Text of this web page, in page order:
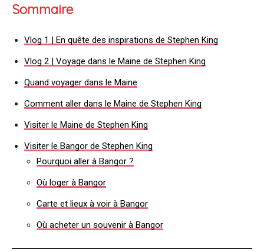
Sommaire
Vlog 1 | En quête des inspirations de Stephen King
Vlog 2 | Voyage dans le Maine de Stephen King
Quand voyager dans le Maine
Comment aller dans le Maine de Stephen King
Visiter le Maine de Stephen King
Visiter le Bangor de Stephen King
Pourquoi aller à Bangor ?
Où loger à Bangor
Carte et lieux à voir à Bangor
Où acheter un souvenir à Bangor